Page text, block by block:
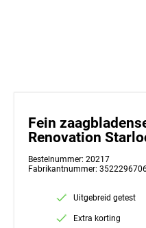
Fein
Renovation
Bestelnummer: 20217
Fabrikantnummer:
Uitgebreid getest
Extra korting